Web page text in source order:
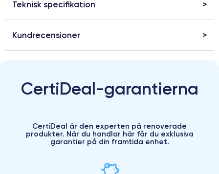
Teknisk specifikation
Kundrecensioner
CertiDeal-garantierna
CertiDeal är den experten på renoverade
produkter. När du handlar här får du exklusiva
garantier på din framtida enhet.